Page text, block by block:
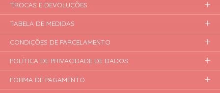
TROCAS E DEVOLUÇÕES
TABELA DE MEDIDAS
CONDIÇÕES DE PARCELAMENTO
POLÍTICA DE PRIVACIDADE DE DADOS
FORMA DE PAGAMENTO